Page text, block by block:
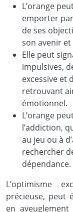
L’orange
emporter
de ses
son avenir
Elle peut
impulsives,
excessive et
retrouvant
émotionnel.
L’orange
l’addiction,
au jeu ou à
rechercher
dépendance.
L’optimisme
précieuse, peut
en